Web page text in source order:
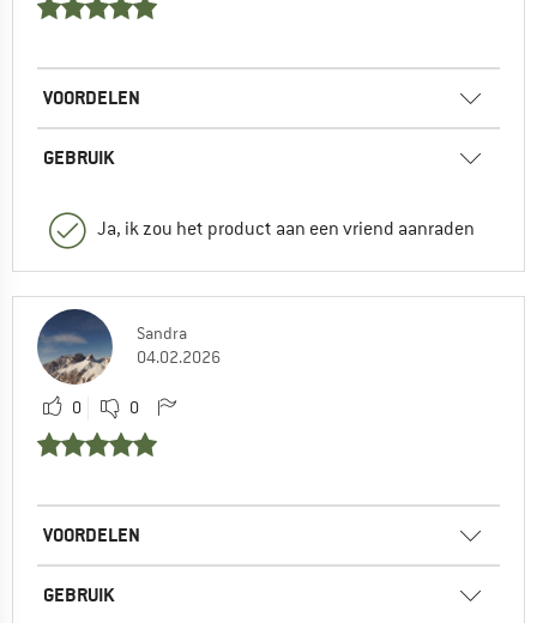
VOORDELEN
GEBRUIK
Ja, ik zou het product aan een vriend aanraden
Sandra
04.02.2026
0 0
VOORDELEN
GEBRUIK